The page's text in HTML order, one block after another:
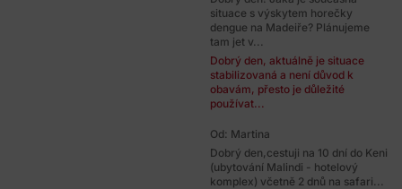
situace s výskytem horečky
dengue na Madeiře? Plánujeme
tam jet v...
Dobrý den, aktuálně je situace
stabilizovaná a není důvod k
obavám, přesto je důležité
používat...
Od: Martina
Dobrý den,cestuji na 10 dní do Keni
(ubytování Malindi - hotelový
komplex) včetně 2 dnů na safari...